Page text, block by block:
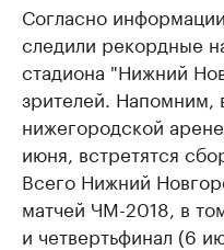
Согласно
следили рекордные
стадиона "Нижний
зрителей.
нижегородской
июня, встретятся
Всего Нижний
матчей ЧМ-2018, в
и четвертьфинал (6